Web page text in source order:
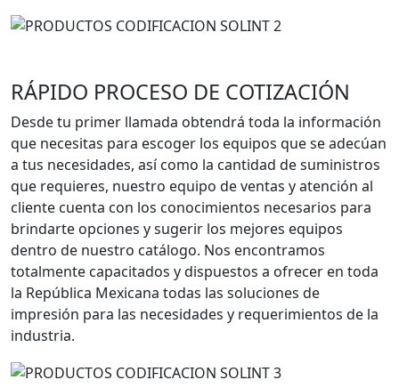
RÁPIDO PROCESO DE COTIZACIÓN
Desde tu primer llamada obtendrá toda la información
que necesitas para escoger los equipos que se adecúan
a tus necesidades, así como la cantidad de suministros
que requieres, nuestro equipo de ventas y atención al
cliente cuenta con los conocimientos necesarios para
brindarte opciones y sugerir los mejores equipos
dentro de nuestro catálogo. Nos encontramos
totalmente capacitados y dispuestos a ofrecer en toda
la República Mexicana todas las soluciones de
impresión para las necesidades y requerimientos de la
industria.